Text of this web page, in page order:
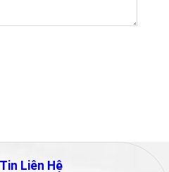
Liên Hệ